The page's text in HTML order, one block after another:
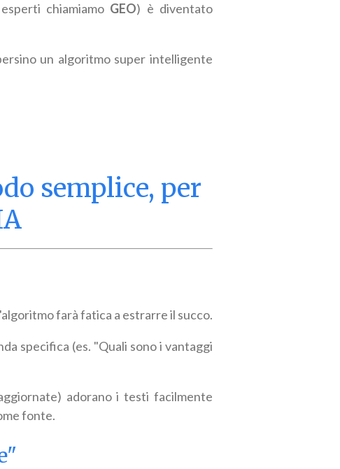
chiamiamo GEO) è diventato
un algoritmo super intelligente
semplice, per
farà fatica a estrarre il succo.
specifica (es. "Quali sono i vantaggi
adorano i testi facilmente
fonte.